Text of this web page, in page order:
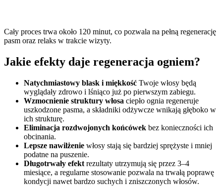
Cały proces trwa około 120 minut, co pozwala na pełną regenerację
pasm oraz relaks w trakcie wizyty.
Jakie efekty daje regeneracja ogniem?
Natychmiastowy blask i miękkość Twoje włosy będą
wyglądały zdrowo i lśniąco już po pierwszym zabiegu.
Wzmocnienie struktury włosa ciepło ognia regeneruje
uszkodzone pasma, a składniki odżywcze wnikają głęboko w
ich strukturę.
Eliminacja rozdwojonych końcówek bez konieczności ich
obcinania.
Lepsze nawilżenie włosy stają się bardziej sprężyste i mniej
podatne na puszenie.
Długotrwały efekt rezultaty utrzymują się przez 3–4
miesiące, a regularne stosowanie pozwala na trwałą poprawę
kondycji nawet bardzo suchych i zniszczonych włosów.